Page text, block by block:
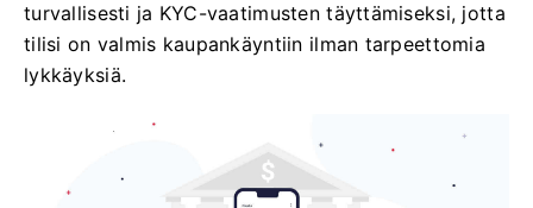
turvallisesti ja KYC-vaatimusten täyttämiseksi, jotta
tilisi on valmis kaupankäyntiin ilman tarpeettomia
lykkäyksiä.